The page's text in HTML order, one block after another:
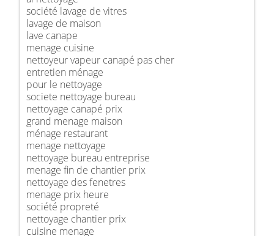
société lavage de vitres
lavage de maison
lave canape
menage cuisine
nettoyeur vapeur canapé pas cher
entretien ménage
pour le nettoyage
societe nettoyage bureau
nettoyage canapé prix
grand menage maison
ménage restaurant
menage nettoyage
nettoyage bureau entreprise
menage fin de chantier prix
nettoyage des fenetres
menage prix heure
société propreté
nettoyage chantier prix
cuisine menage